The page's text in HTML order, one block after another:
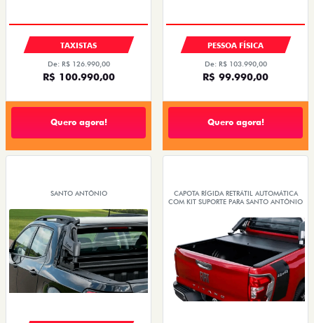
TAXISTAS
De: R$ 126.990,00
R$ 100.990,00
Quero agora!
PESSOA FÍSICA
De: R$ 103.990,00
R$ 99.990,00
Quero agora!
SANTO ANTÔNIO
CAPOTA RÍGIDA RETRÁTIL AUTOMÁTICA
COM KIT SUPORTE PARA SANTO ANTÔNIO